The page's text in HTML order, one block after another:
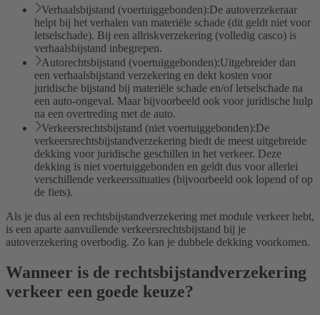
Verhaalsbijstand (voertuiggebonden):De autoverzekeraar
helpt bij het verhalen van materiële schade (dit geldt niet voor
letselschade). Bij een allriskverzekering (volledig casco) is
verhaalsbijstand inbegrepen.
Autorechtsbijstand (voertuiggebonden):Uitgebreider dan
een verhaalsbijstand verzekering en dekt kosten voor
juridische bijstand bij materiële schade en/of letselschade na
een auto-ongeval. Maar bijvoorbeeld ook voor juridische hulp
na een overtreding met de auto.
Verkeersrechtsbijstand (niet voertuiggebonden):De
verkeersrechtsbijstandverzekering biedt de meest uitgebreide
dekking voor juridische geschillen in het verkeer. Deze
dekking is niet voertuiggebonden en geldt dus voor allerlei
verschillende verkeerssituaties (bijvoorbeeld ook lopend of op
de fiets).
Als je dus al een rechtsbijstandverzekering met module verkeer hebt,
is een aparte aanvullende verkeersrechtsbijstand bij je
autoverzekering overbodig. Zo kan je dubbele dekking voorkomen.
Wanneer is de rechtsbijstandverzekering
verkeer een goede keuze?